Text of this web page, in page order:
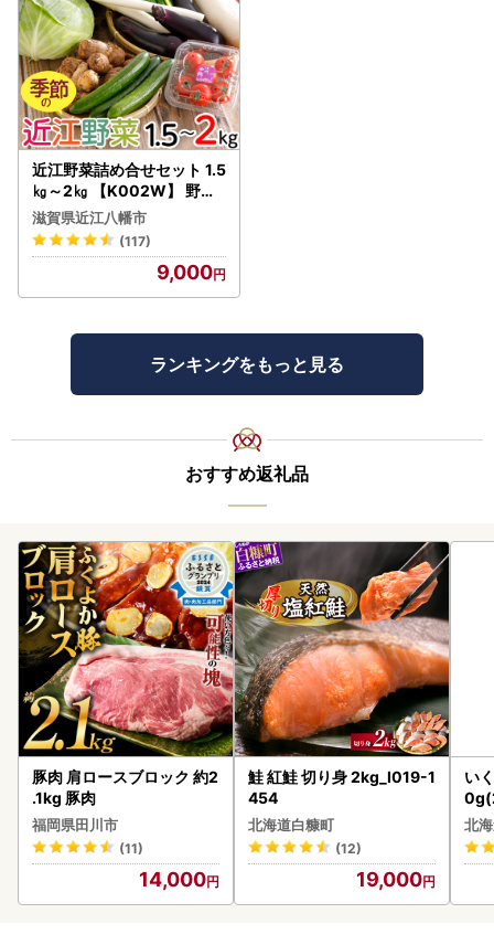
近江野菜詰め合せセット 1.5
㎏～2㎏ 【K002W】 野菜
旬 新鮮
滋賀県近江八幡市
(117)
9,000
ランキングをもっと見る
おすすめ返礼品
豚肉 肩ロースブロック 約2
.1kg 豚肉
福岡県田川市
(11)
14,000
鮭 紅鮭 切り身 2kg_I019-1
454
北海道白糠町
(12)
19,000
い
2-
北